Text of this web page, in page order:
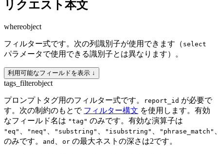
リクエスト本文
whereobject
フィルター式です。次の列識別子が使用できます（ select
パラメータで使用できる識別子とは異なります）。
利用可能なフィールドを表示 ↓
tags_filterobject
プロンプトタグ用のフィルター式です。 report_id が必要で
す。次の制約のもとで フィルター構文 を使用します。有効
なフィールド名は "tag" のみです。有効な演算子は
"eq" "neq" "substring" "isubstring" "phrase_match"
のみです。
and or の最大ネストの深さは2です。